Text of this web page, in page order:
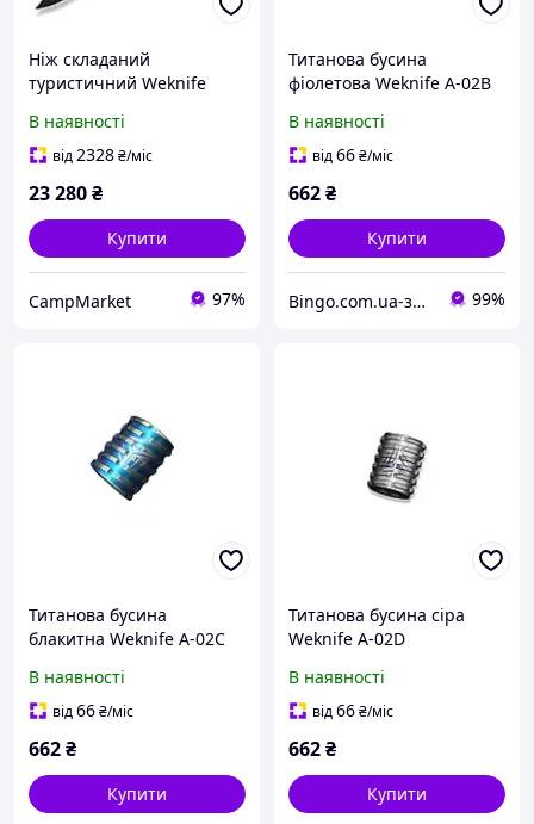
Ніж складаний
туристичний Weknife
M390 / титан 6AL4V
чорний
В наявності
від2328₴/міс
23 280₴
Купити
CampMarket 97%
Титанова бусина
фіолетова Weknife A-02B
В наявності
від66₴/міс
662₴
Купити
Bingo.com.ua-зоотовари, спорядження для мисливців, інше 99%
Титанова бусина
блакитна Weknife A-02C
В наявності
від66₴/міс
662₴
Купити
Титанова бусина сіра
Weknife A-02D
В наявності
від66₴/міс
662₴
Купити